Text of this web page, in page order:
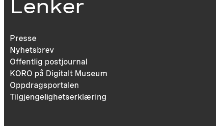
Lenker
Presse
Nyhetsbrev
Offentlig postjournal
KORO på Digitalt Museum
Oppdragsportalen
Tilgjengelighetserklæring